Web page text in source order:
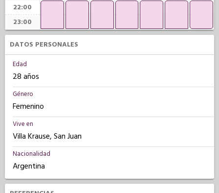
22:00
23:00
DATOS PERSONALES
Edad
28 años
Género
Femenino
Vive en
Villa Krause, San Juan
Nacionalidad
Argentina